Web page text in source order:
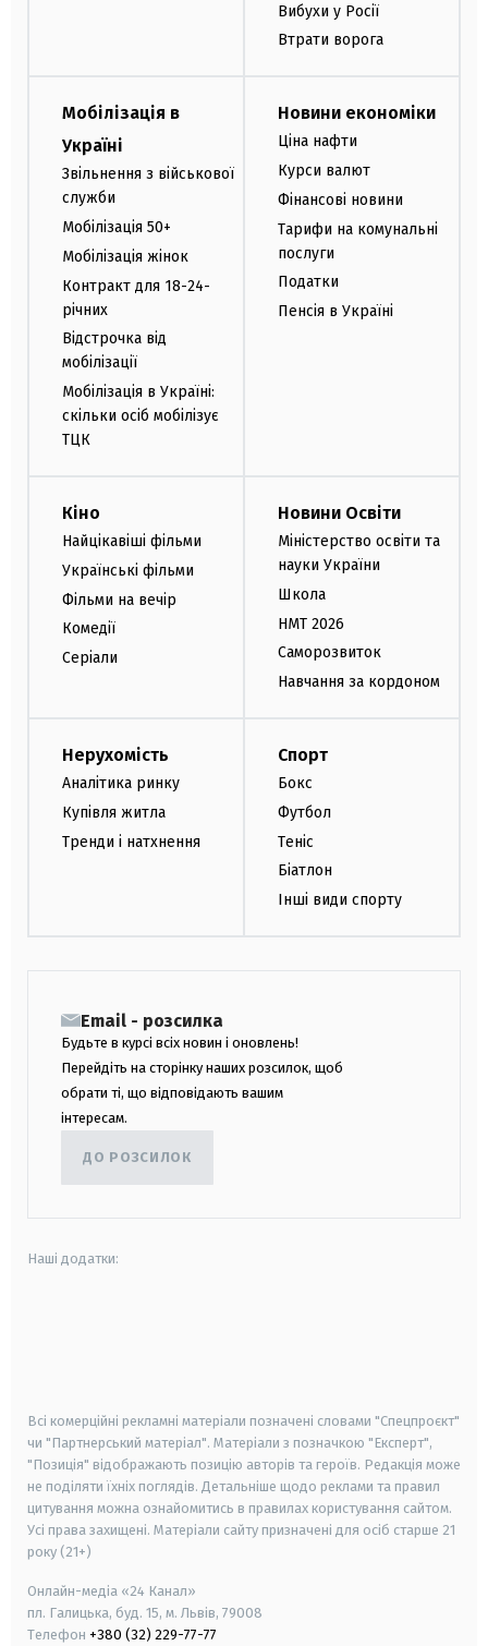
Вибухи у Росії
Втрати ворога
Мобілізація в
Україні
Звільнення з військової
служби
Мобілізація 50+
Мобілізація жінок
Контракт для 18-24-
річних
Відстрочка від
мобілізації
Мобілізація в Україні:
скільки осіб мобілізує
ТЦК
Новини економіки
Ціна нафти
Курси валют
Фінансові новини
Тарифи на комунальні
послуги
Податки
Пенсія в Україні
Кіно
Найцікавіші фільми
Українські фільми
Фільми на вечір
Комедії
Серіали
Новини Освіти
Міністерство освіти та
науки України
Школа
НМТ 2026
Саморозвиток
Навчання за кордоном
Нерухомість
Аналітика ринку
Купівля житла
Тренди і натхнення
Спорт
Бокс
Футбол
Теніс
Біатлон
Інші види спорту
Email - розсилка
Будьте в курсі всіх новин і оновлень!
Перейдіть на сторінку наших розсилок, щоб
обрати ті, що відповідають вашим
інтересам.
ДО РОЗСИЛОК
Наші додатки:
Всі комерційні рекламні матеріали позначені словами "Спецпроєкт"
чи "Партнерський матеріал". Матеріали з позначкою "Експерт",
"Позиція" відображають позицію авторів та героїв. Редакція може
не поділяти їхніх поглядів. Детальніше щодо реклами та правил
цитування можна ознайомитись в правилах користування сайтом.
Усі права захищені. Матеріали сайту призначені для осіб старше 21
року (21+)
Онлайн-медіа «24 Канал»
пл. Галицька, буд. 15, м. Львів, 79008
Телефон +380 (32) 229-77-77